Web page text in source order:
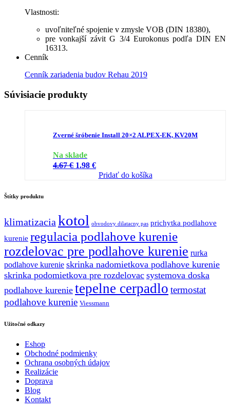
Vlastnosti:
uvoľniteľné spojenie v zmysle VOB (DIN 18380),
pre vonkajší závit G 3/4 Eurokonus podľa DIN EN
16313.
Cenník
Cenník zariadenia budov Rehau 2019
Súvisiacie produkty
Zverné šróbenie Install 20×2 ALPEX-EK, KV20M
Na sklade
4.67€ Pôvodná
1.98 €Aktuálna
cena
Pridať do košíka
Štítky produktu
klimatizacia kotol obvodovy dilatacny pas prichytka podlahove
kurenie regulacia podlahove kurenie
rozdelovac pre podlahove kurenie rurka
podlahove kurenie skrinka nadomietkova podlahove kurenie
skrinka podomietkova pre rozdelovac systemova doska
podlahove kurenie tepelne cerpadlo termostat
podlahove kurenie Viessmann
Užitočné odkazy
Eshop
Obchodné podmienky
Ochrana osobných údajov
Realizácie
Doprava
Blog
Kontakt